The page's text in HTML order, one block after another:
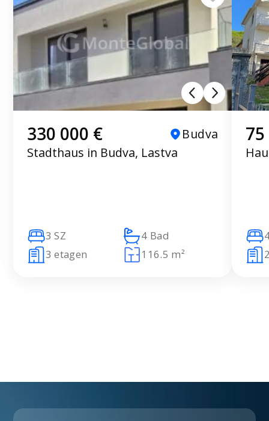
330 000 €
Budva
Stadthaus in Budva, Lastva
3 SZ
4 Bad
3 etagen
116.5 m²